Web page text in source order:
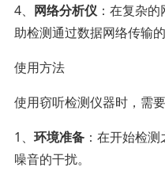
4、 网络分析仪：在复杂的
助检测通过数据网络传输的
使用方法
使用窃听检测仪器时，需
1、 环境准备：在开始检测
噪音的干扰。